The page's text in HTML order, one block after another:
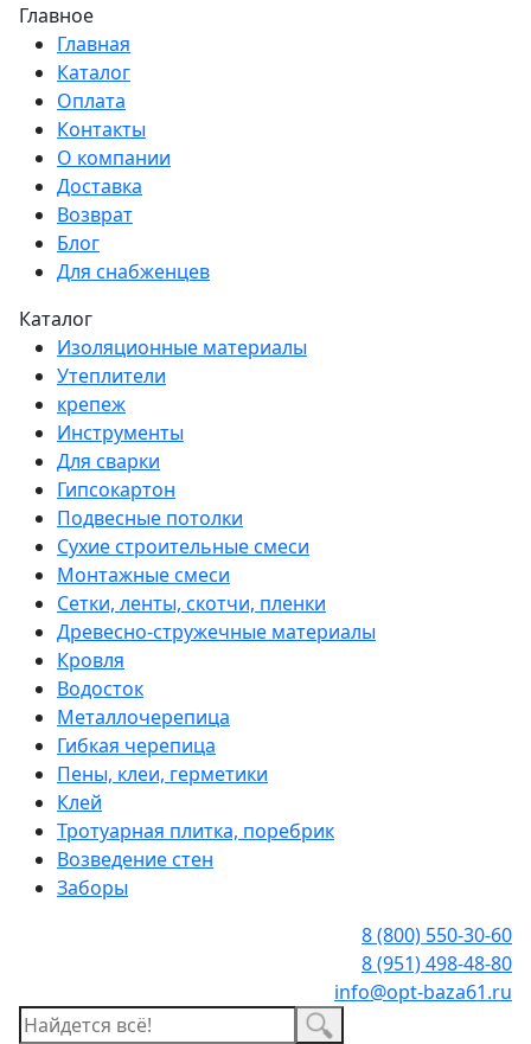
Главное
Главная
Каталог
Оплата
Контакты
О компании
Доставка
Возврат
Блог
Для снабженцев
Каталог
Изоляционные материалы
Утеплители
крепеж
Инструменты
Для сварки
Гипсокартон
Подвесные потолки
Сухие строительные смеси
Монтажные смеси
Сетки, ленты, скотчи, пленки
Древесно-стружечные материалы
Кровля
Водосток
Металлочерепица
Гибкая черепица
Пены, клеи, герметики
Клей
Тротуарная плитка, поребрик
Возведение стен
Заборы
8 (800) 550-30-60
8 (951) 498-48-80
info@opt-baza61.ru